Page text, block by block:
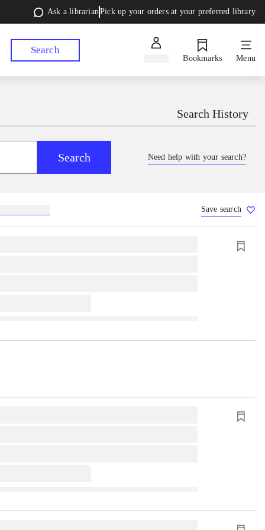
Ask a librarianPick up your orders at your preferred library
Search
Bookmarks Menu
Search History
Search Need help with your search?
Save search